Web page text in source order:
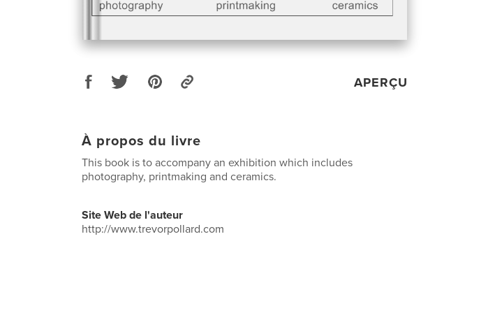
APERÇU
À propos du livre
This book is to accompany an exhibition which includes
photography, printmaking and ceramics.
Site Web de l'auteur
http://www.trevorpollard.com